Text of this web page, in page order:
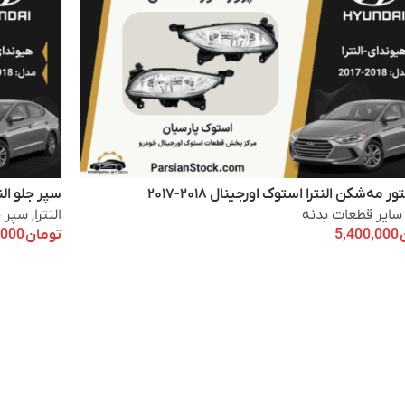
مه‌شکن النترا استوک اورجینال ۲۰۱۸-۲۰۱۷
سایر قطعات بدنه
سپر جلو
النترا, سپر
تومان